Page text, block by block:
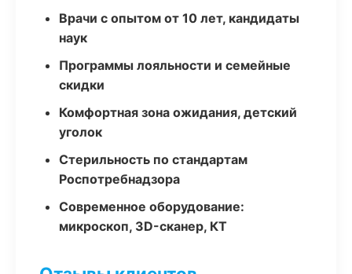
Врачи с опытом от 10 лет, кандидаты
наук
Программы лояльности и семейные
скидки
Комфортная зона ожидания, детский
уголок
Стерильность по стандартам
Роспотребнадзора
Современное оборудование:
микроскоп, 3D-сканер, КТ